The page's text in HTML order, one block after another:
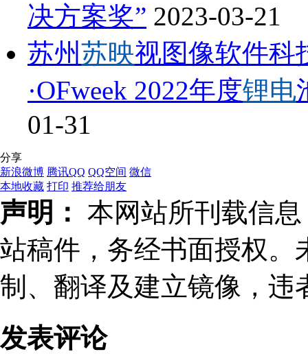
决方案奖” 2023-03-21
苏州苏映视图像软件科
·OFweek 2022年度锂电
01-31
分享
新浪微博 腾讯QQ QQ空间 微信
本地收藏 打印 推荐给朋友
声明： 本网站所刊载信
站稿件，务经书面授权。
制、翻译及建立镜像，违
发表评论